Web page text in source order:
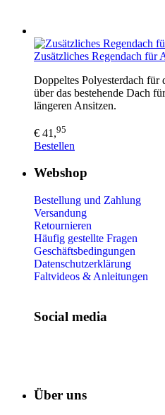
Zusätzliches Regendach
Doppeltes Polyesterdach
über das bestehende Dach
längeren Ansitzen.
€ 41,95
Bestellen
Webshop
Bestellung und Zahlung
Versandung
Retournieren
Häufig gestellte Fragen
Geschäftsbedingungen
Datenschutzerklärung
Faltvideos & Anleitungen
Social media
Über uns